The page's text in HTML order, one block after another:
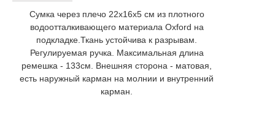
Сумка через плечо 22х16х5 см из плотного
водоотталкивающего материала Oxford на
подкладке.Ткань устойчива к разрывам.
Регулируемая ручка. Максимальная длина
ремешка - 133см. Внешняя сторона - матовая,
есть наружный карман на молнии и внутренний
карман.